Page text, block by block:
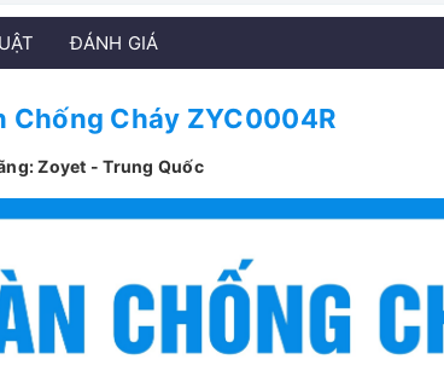
ĐÁNH GIÁ
Chống Cháy ZYC0004R
Zoyet - Trung Quốc